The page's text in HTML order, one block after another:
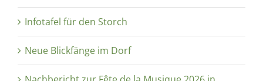
Infotafel für den Storch
Neue Blickfänge im Dorf